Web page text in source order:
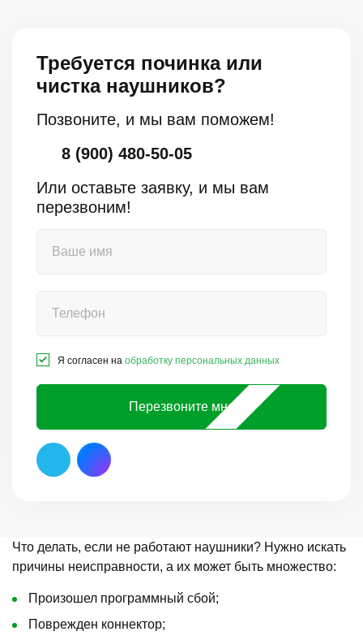
Требуется починка или
чистка наушников?
Позвоните, и мы вам поможем!
8 (900) 480-50-05
Или оставьте заявку, и мы вам
перезвоним!
Я согласен на обработку персональных данных
Перезвоните мне
Что делать, если не работают наушники? Нужно искать
причины неисправности, а их может быть множество:
Произошел программный сбой;
Поврежден коннектор;